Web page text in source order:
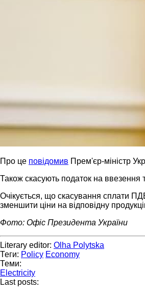
Про це повідомив Прем'єр-міністр
Також скасують податок на ввезення
Очікується, що скасування сплати
зменшити ціни на відповідну
Фото: Офіс Президента України
Literary editor: Olha Polytska
Теги: Policy Economy
Теми:
Electricity
Last posts: